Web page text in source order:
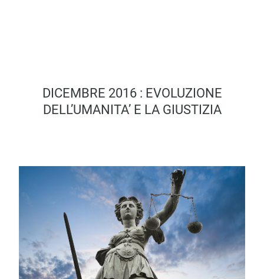
DICEMBRE 2016 : EVOLUZIONE
DELL’UMANITA’ E LA GIUSTIZIA